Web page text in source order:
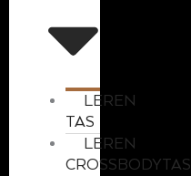
LEREN
TAS
LEREN
CROSSBODYTAS